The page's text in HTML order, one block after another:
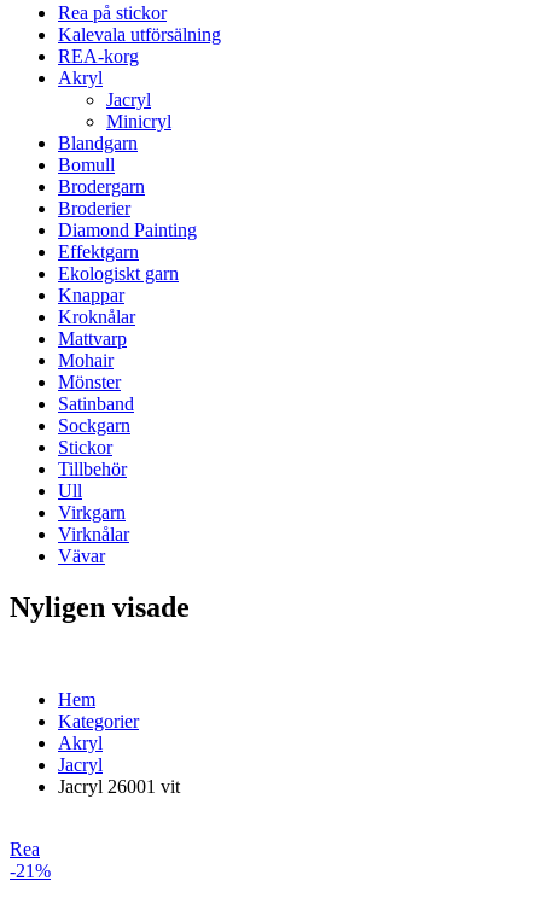
Rea på stickor
Kalevala utförsälning
REA-korg
Akryl
Jacryl
Minicryl
Blandgarn
Bomull
Brodergarn
Broderier
Diamond Painting
Effektgarn
Ekologiskt garn
Knappar
Kroknålar
Mattvarp
Mohair
Mönster
Satinband
Sockgarn
Stickor
Tillbehör
Ull
Virkgarn
Virknålar
Vävar
Nyligen visade
Hem
Kategorier
Akryl
Jacryl
Jacryl 26001 vit
Rea
-21%